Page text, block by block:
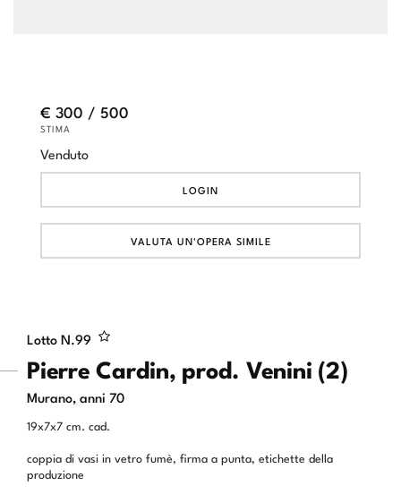
Lotto N.99
Pierre Cardin, prod. Venini (2)
Murano, anni 70
19x7x7 cm. cad.
coppia di vasi in vetro fumè, firma a punta, etichette della
produzione
€ 300 / 500
STIMA
Venduto
LOGIN
VALUTA UN'OPERA SIMILE